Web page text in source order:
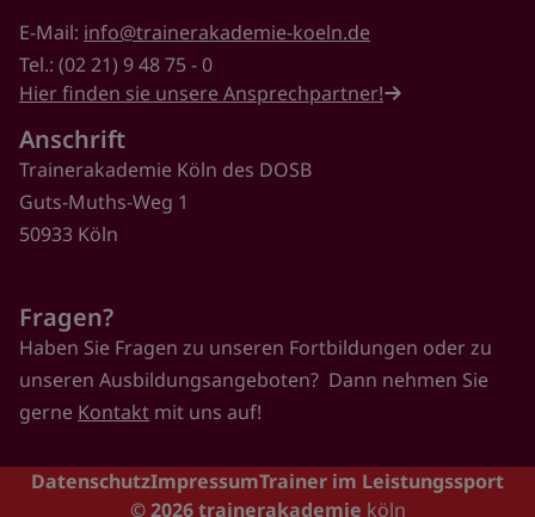
E-Mail: info@trainerakademie-koeln.de
Tel.: (02 21) 9 48 75 - 0
Hier finden sie unsere Ansprechpartner!
Anschrift
Trainerakademie Köln des DOSB
Guts-Muths-Weg 1
50933 Köln
Fragen?
Haben Sie Fragen zu unseren Fortbildungen oder zu
unseren Ausbildungsangeboten? Dann nehmen Sie
gerne Kontakt mit uns auf!
Footer
DatenschutzImpressumTrainer im Leistungssport
© 2026trainerakademie köln